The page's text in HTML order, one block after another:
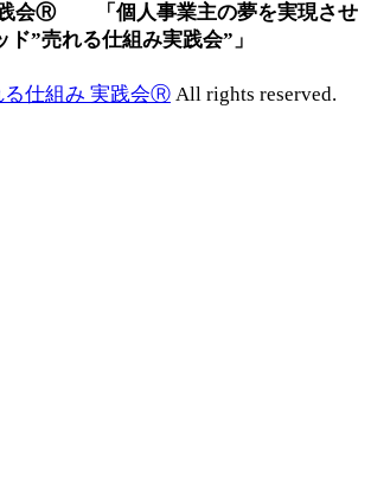
践会Ⓡ 「個人事業主の夢を実現させ
”売れる仕組み実践会”」
る仕組み 実践会Ⓡ All rights reserved.